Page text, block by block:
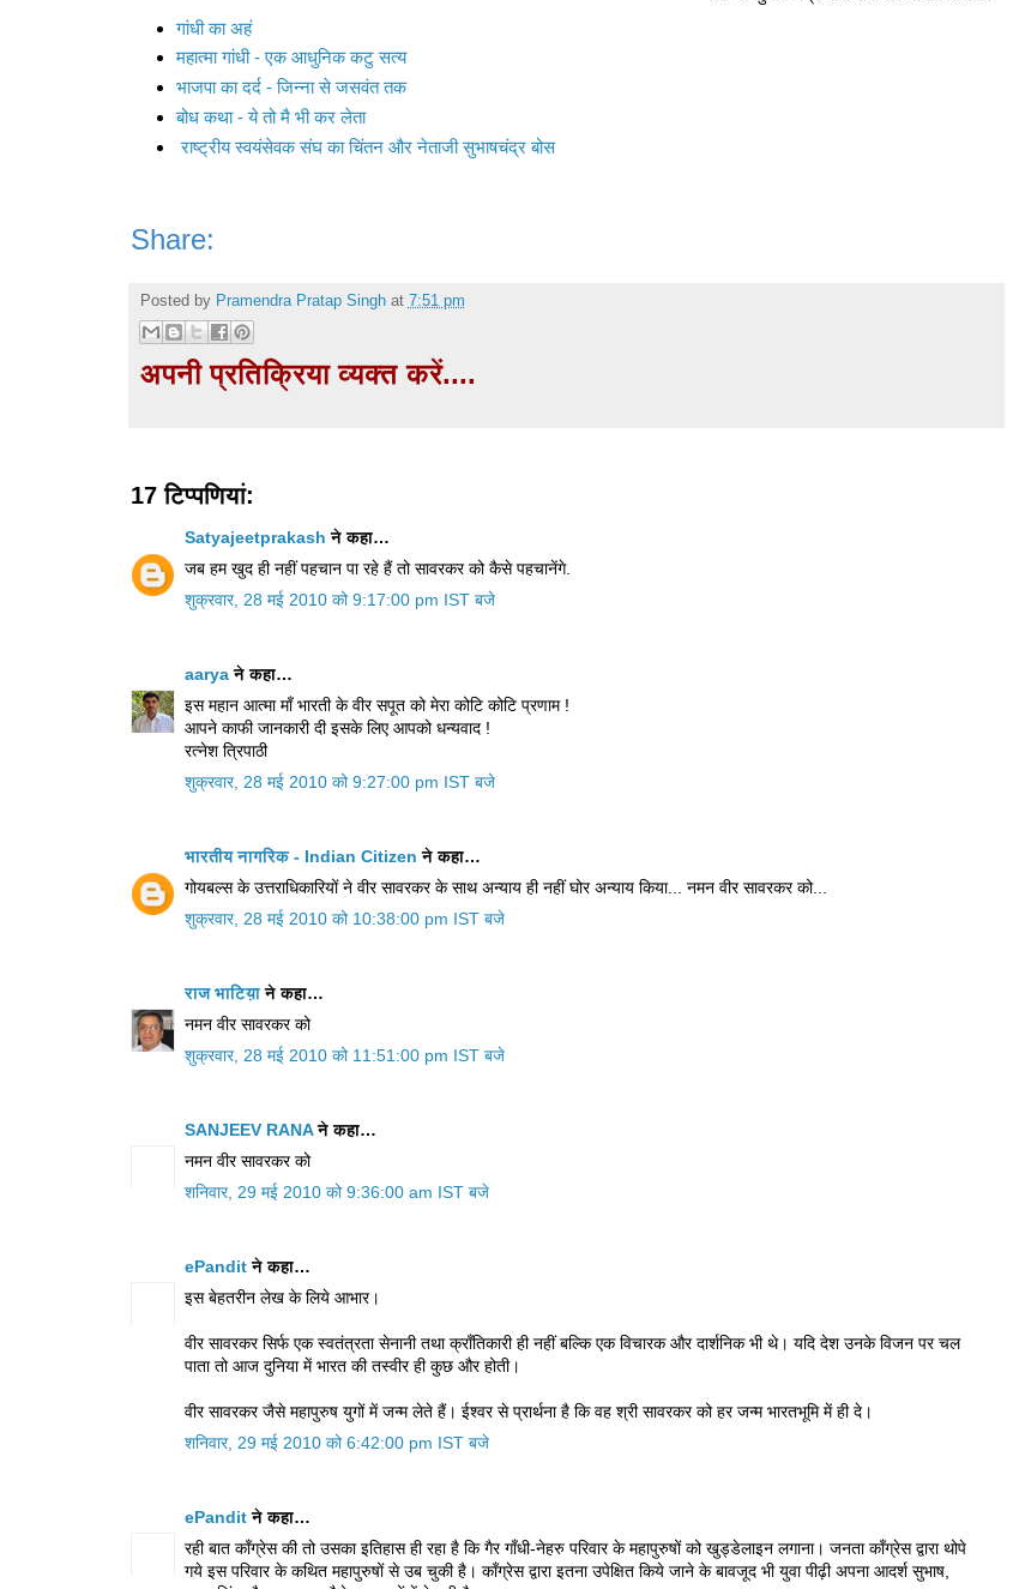
गांधी का अहं
महात्‍मा गांधी - एक आधुनिक कटु सत्‍य
भाजपा का दर्द - जिन्‍ना से जसवंत तक
बोध कथा - ये तो मै भी कर लेता
राष्ट्रीय स्वयंसेवक संघ का चिंतन और नेताजी सुभाषचंद्र बोस
Share:
Posted by Pramendra Pratap Singh at 7:51 pm
अपनी प्रतिक्रिया व्यक्त करें....
17 टिप्‍पणियां:
Satyajeetprakash ने कहा…
जब हम खुद ही नहीं पहचान पा रहे हैं तो सावरकर को कैसे पहचानेंगे.
शुक्रवार, 28 मई 2010 को 9:17:00 pm IST बजे
aaryaने कहा…
इस महान आत्मा माँ भारती के वीर सपूत को मेरा कोटि कोटि प्रणाम !
आपने काफी जानकारी दी इसके लिए आपको धन्यवाद !
रत्नेश त्रिपाठी
शुक्रवार, 28 मई 2010 को 9:27:00 pm IST बजे
भारतीय नागरिक - Indian Citizen ने कहा…
गोयबल्स के उत्तराधिकारियों ने वीर सावरकर के साथ अन्याय ही नहीं घोर अन्याय किया... नमन वीर सावरकर को...
शुक्रवार, 28 मई 2010 को 10:38:00 pm IST बजे
राज भाटिय़ाने कहा…
नमन वीर सावरकर को
शुक्रवार, 28 मई 2010 को 11:51:00 pm IST बजे
SANJEEV RANAने कहा…
नमन वीर सावरकर को
शनिवार, 29 मई 2010 को 9:36:00 am IST बजे
ePanditने कहा…
इस बेहतरीन लेख के लिये आभार।
वीर सावरकर सिर्फ एक स्वतंत्रता सेनानी तथा क्राँतिकारी ही नहीं बल्कि एक विचारक और दार्शनिक भी थे। यदि देश उनके विजन पर चल
पाता तो आज दुनिया में भारत की तस्वीर ही कुछ और होती।
वीर सावरकर जैसे महापुरुष युगों में जन्म लेते हैं। ईश्वर से प्रार्थना है कि वह श्री सावरकर को हर जन्म भारतभूमि में ही दे।
शनिवार, 29 मई 2010 को 6:42:00 pm IST बजे
ePanditने कहा…
रही बात कॉंग्रेस की तो उसका इतिहास ही रहा है कि गैर गाँधी-नेहरु परिवार के महापुरुषों को खुड्डेलाइन लगाना। जनता कॉंग्रेस द्वारा थोपे
गये इस परिवार के कथित महापुरुषों से उब चुकी है। कॉंग्रेस द्वारा इतना उपेक्षित किये जाने के बावजूद भी युवा पीढ़ी अपना आदर्श सुभाष,